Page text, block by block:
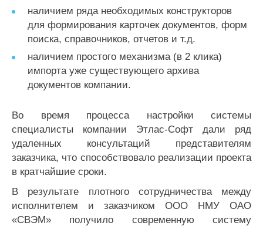
наличием ряда необходимых конструкторов
для формирования карточек документов, форм
поиска, справочников, отчетов и т.д.
наличием простого механизма (в 2 клика)
импорта уже существующего архива
документов компании.
Во время процесса настройки системы
специалисты компании Этлас-Софт дали ряд
удаленных консультаций представителям
заказчика, что способствовало реализации проекта
в кратчайшие сроки.
В результате плотного сотрудничества между
исполнителем и заказчиком ООО НМУ ОАО
«СВЭМ» получило современную систему